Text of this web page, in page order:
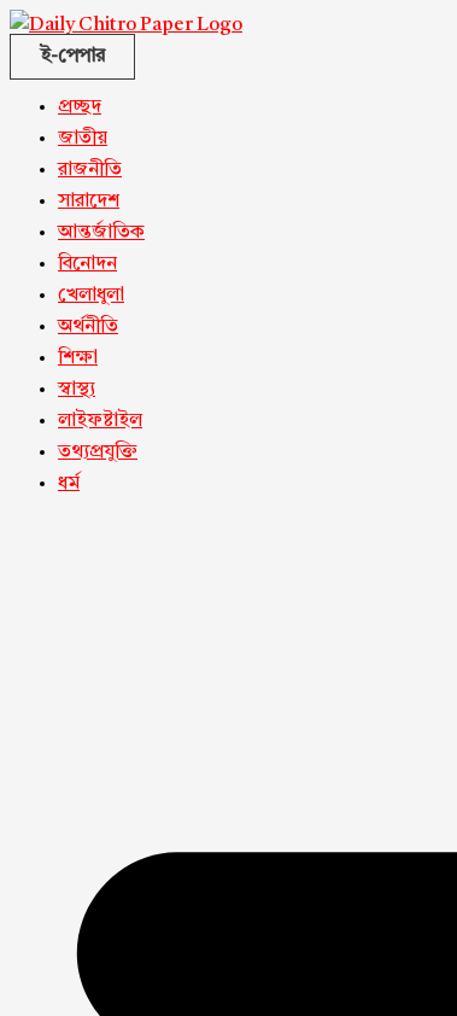
ই-পেপার
প্রচ্ছদ
জাতীয়
রাজনীতি
সারাদেশ
আন্তর্জাতিক
বিনোদন
খেলাধুলা
অর্থনীতি
শিক্ষা
স্বাস্থ্য
লাইফষ্টাইল
তথ্যপ্রযুক্তি
ধর্ম